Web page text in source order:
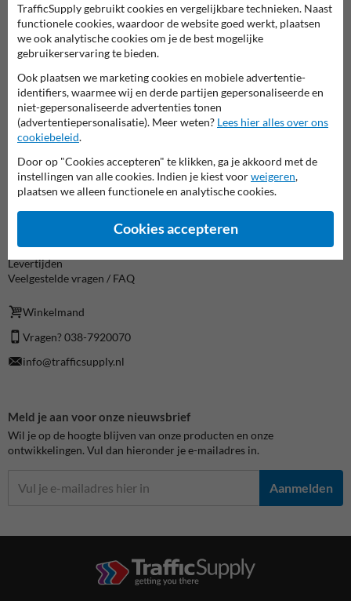
Alle contactgegevens
Informatie
Product(en) retourneren
Cookie / Privacy
Disclaimer
Algemene Voorwaarden
Over TrafficSupply
Nieuws en Blog
Levertijden
Veelgestelde vragen / FAQ
Winkelmand
Vragen? 038-7920070
info@trafficsupply.nl
Meld je aan voor onze nieuwsbrief
Wil je op de hoogte blijven van onze producten en onze
ontwikkelingen. Vul dan hieronder je e-mailadres in.
Aanmelden
TrafficSupply gebruikt cookies en vergelijkbare technieken. Naast
functionele cookies, waardoor de website goed werkt, plaatsen
we ook analytische cookies om je de best mogelijke
gebruikerservaring te bieden.
Ook plaatsen we marketing cookies en mobiele advertentie-
identifiers, waarmee wij en derde partijen gepersonaliseerde en
niet-gepersonaliseerde advertenties tonen
(advertentiepersonalisatie). Meer weten? Lees hier alles over ons
cookiebeleid.
Door op "Cookies accepteren" te klikken, ga je akkoord met de
instellingen van alle cookies. Indien je kiest voorweigeren,
plaatsen we alleen functionele en analytische cookies.
Cookies accepteren